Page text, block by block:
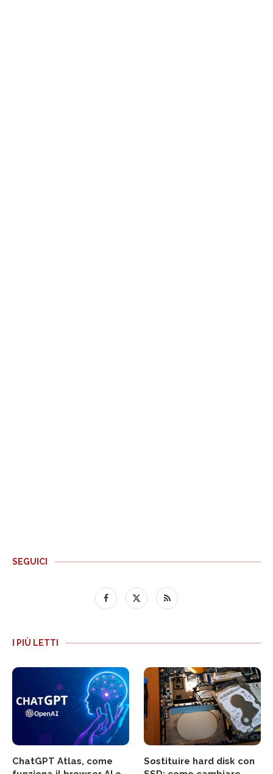
SEGUICI
I PIÙ LETTI
ChatGPT Atlas, come
Sostituire hard disk con